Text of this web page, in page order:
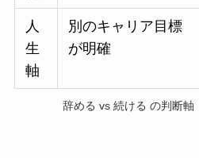
人
生
軸
別のキャリア目標
が明確
辞める vs 続ける の判断軸